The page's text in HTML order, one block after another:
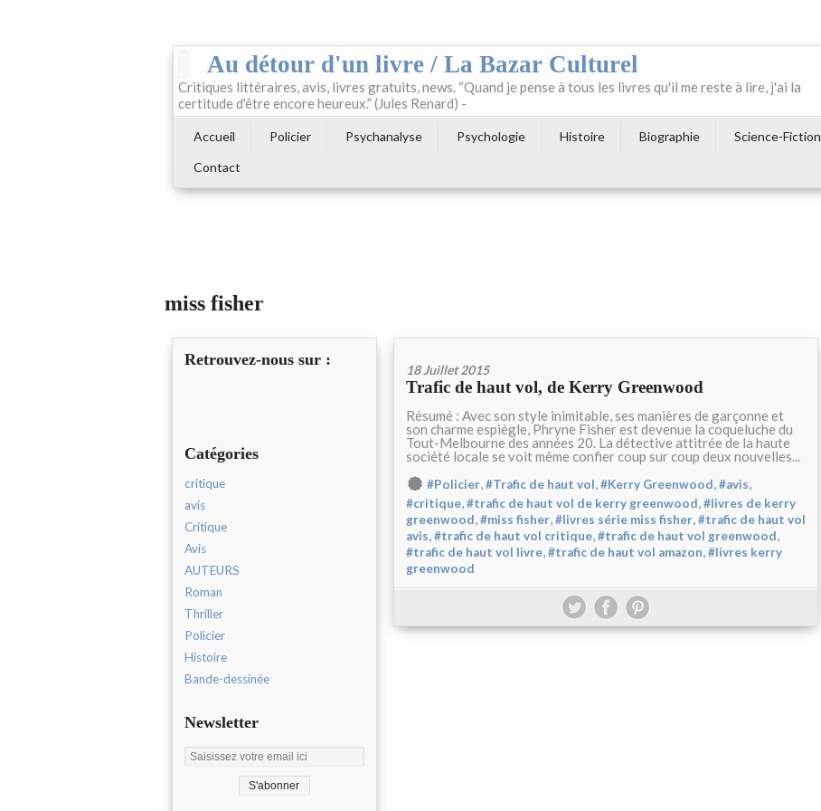
Au détour d'un livre / La Bazar Culturel
Critiques littéraires, avis, livres gratuits, news. “Quand je pense à tous les livres qu'il me reste à lire, j'ai la
certitude d'être encore heureux.” (Jules Renard) -
Accueil Policier Psychanalyse Psychologie Histoire Biographie Science-Fiction
Contact
miss fisher
Retrouvez-nous sur :
Catégories
critique
avis
Critique
Avis
AUTEURS
Roman
Thriller
Policier
Histoire
Bande-dessinée
Newsletter
18 Juillet 2015
Trafic de haut vol, de Kerry Greenwood
Résumé : Avec son style inimitable, ses manières de garçonne et
son charme espiègle, Phryne Fisher est devenue la coqueluche du
Tout-Melbourne des années 20. La détective attitrée de la haute
société locale se voit même confier coup sur coup deux nouvelles...
#Policier,#Trafic de haut vol,#Kerry Greenwood,#avis,
#critique,#trafic de haut vol de kerry greenwood,#livres de kerry
greenwood,#miss fisher,#livres série miss fisher,#trafic de haut vol
avis,#trafic de haut vol critique,#trafic de haut vol greenwood,
#trafic de haut vol livre,#trafic de haut vol amazon,#livres kerry
greenwood